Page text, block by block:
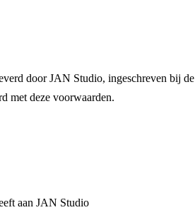
door JAN Studio, ingeschreven bij de
met deze voorwaarden.
aan JAN Studio